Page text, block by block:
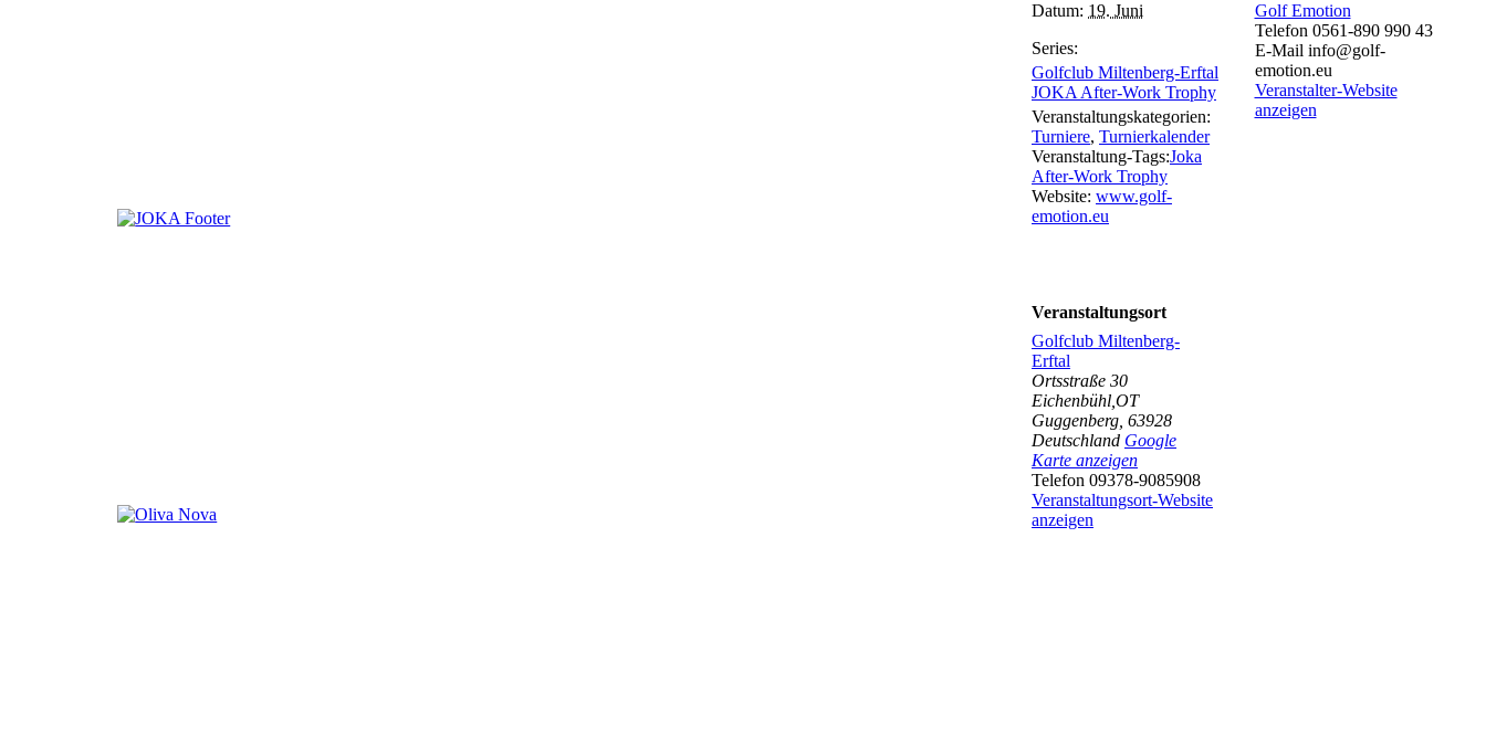
Datum: 19. Juni
Series:
Golfclub Miltenberg-Erftal
JOKA After-Work Trophy
Veranstaltungskategorien:
Turniere, Turnierkalender
Veranstaltung-Tags:Joka
After-Work Trophy
Website: www.golf-
emotion.eu
Golf Emotion
Telefon 0561-890 990 43
E-Mail info@golf-
emotion.eu
Veranstalter-Website
anzeigen
Veranstaltungsort
Golfclub Miltenberg-
Erftal
Ortsstraße 30
Eichenbühl,OT
Guggenberg, 63928
Deutschland Google
Karte anzeigen
Telefon 09378-9085908
Veranstaltungsort-Website
anzeigen